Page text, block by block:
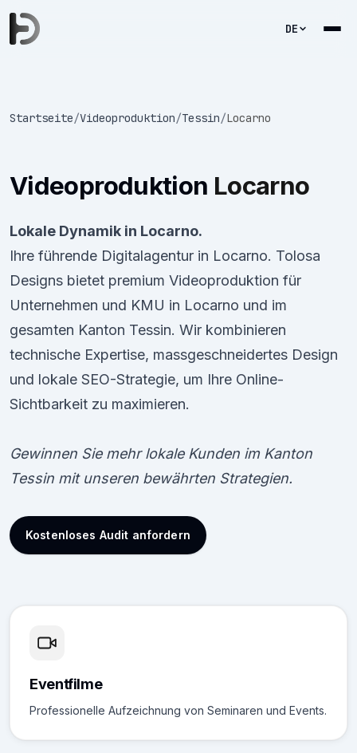
DE
Startseite/Videoproduktion/Tessin/Locarno
Videoproduktion Locarno
Lokale Dynamik in Locarno.
Ihre führende Digitalagentur in Locarno. Tolosa
Designs bietet premium Videoproduktion für
Unternehmen und KMU in Locarno und im
gesamten Kanton Tessin. Wir kombinieren
technische Expertise, massgeschneidertes Design
und lokale SEO-Strategie, um Ihre Online-
Sichtbarkeit zu maximieren.
Gewinnen Sie mehr lokale Kunden im Kanton
Tessin mit unseren bewährten Strategien.
Kostenloses Audit anfordern
Eventfilme
Professionelle Aufzeichnung von Seminaren und Events.